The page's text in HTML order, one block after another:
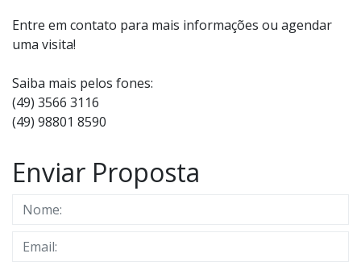
Entre em contato para mais informações ou agendar
uma visita!
Saiba mais pelos fones:
(49) 3566 3116
(49) 98801 8590
Enviar Proposta